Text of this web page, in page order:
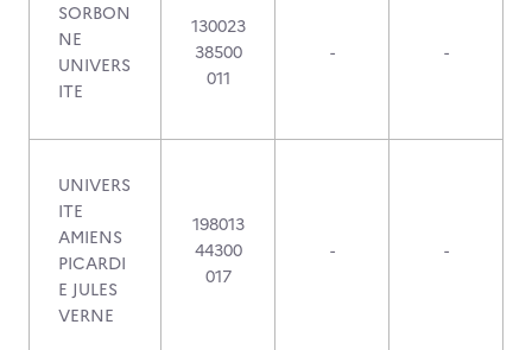
SORBON
NE
UNIVERS
ITE
130023
38500
011
- -
UNIVERS
ITE
AMIENS
PICARDI
E JULES
VERNE
198013
44300
017
- -